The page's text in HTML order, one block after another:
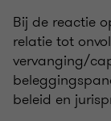
Bij de reactie
relatie tot
vervanging/
beleid en